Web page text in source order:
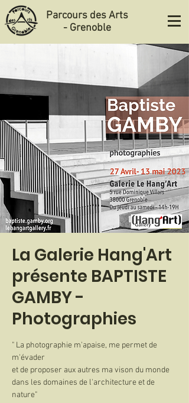
Parcours des Arts
- Grenoble
La Galerie Hang'Art
présente BAPTISTE
GAMBY -
Photographies
" La photographie m'apaise, me permet de
m'évader
et de proposer aux autres ma vison du monde
dans les domaines de l'architecture et de
nature"